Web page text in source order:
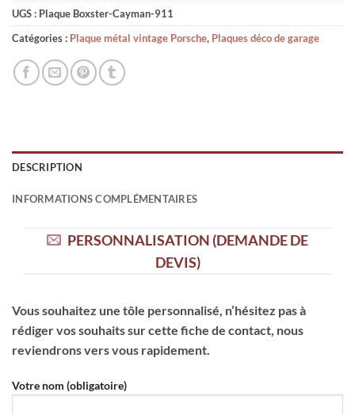
UGS : Plaque Boxster-Cayman-911
Catégories : Plaque métal vintage Porsche, Plaques déco de garage
DESCRIPTION
INFORMATIONS COMPLÉMENTAIRES
PERSONNALISATION (DEMANDE DE
DEVIS)
Vous souhaitez une tôle personnalisé, n’hésitez pas à
rédiger vos souhaits sur cette fiche de contact, nous
reviendrons vers vous rapidement.
Votre nom (obligatoire)